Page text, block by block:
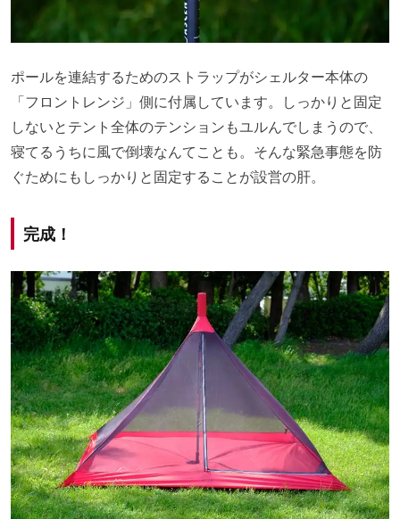
ポールを連結するためのストラップがシェルター本体の
「フロントレンジ」側に付属しています。しっかりと固定
しないとテント全体のテンションもユルんでしまうので、
寝てるうちに風で倒壊なんてことも。そんな緊急事態を防
ぐためにもしっかりと固定することが設営の肝。
完成！